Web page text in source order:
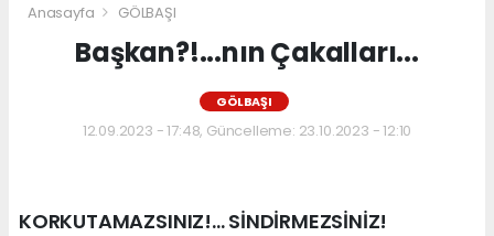
Anasayfa GÖLBAŞI
Başkan?!...nın Çakalları...
GÖLBAŞI
12.09.2023 - 17:48, Güncelleme: 23.10.2023 - 12:10
KORKUTAMAZSINIZ!... SİNDİRMEZSİNİZ!